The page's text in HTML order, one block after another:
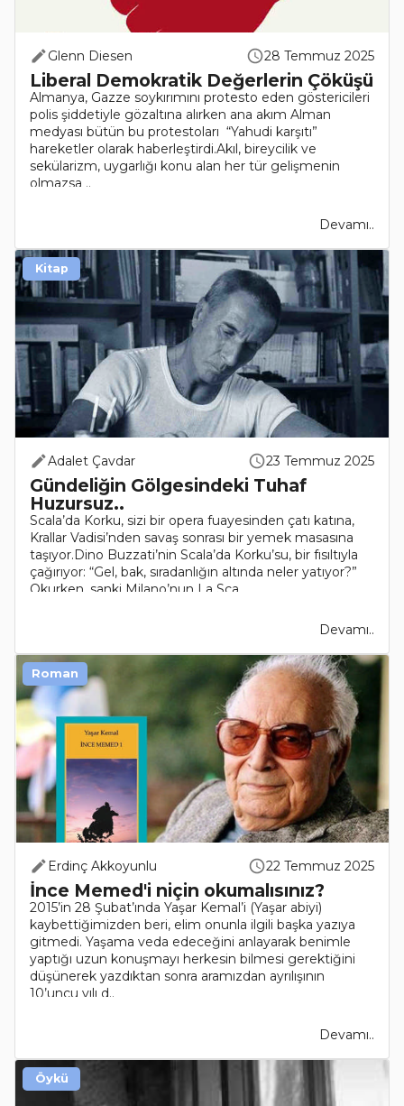
Glenn Diesen 28 Temmuz 2025
Liberal Demokratik Değerlerin Çöküşü
Almanya, Gazze soykırımını protesto eden göstericileri
polis şiddetiyle gözaltına alırken ana akım Alman
medyası bütün bu protestoları “Yahudi karşıtı”
hareketler olarak haberleştirdi.Akıl, bireycilik ve
sekülarizm, uygarlığı konu alan her tür gelişmenin
olmazsa ..
Devamı..
Adalet Çavdar 23 Temmuz 2025
Gündeliğin Gölgesindeki Tuhaf
Huzursuz..
Scala’da Korku, sizi bir opera fuayesinden çatı katına,
Krallar Vadisi’nden savaş sonrası bir yemek masasına
taşıyor.Dino Buzzati’nin Scala’da Korku’su, bir fısıltıyla
çağırıyor: “Gel, bak, sıradanlığın altında neler yatıyor?”
Okurken, sanki Milano’nun La Sca..
Devamı..
Kitap
Erdinç Akkoyunlu 22 Temmuz 2025
İnce Memed'i niçin okumalısınız?
2015’in 28 Şubat’ında Yaşar Kemal’i (Yaşar abiyi)
kaybettiğimizden beri, elim onunla ilgili başka yazıya
gitmedi. Yaşama veda edeceğini anlayarak benimle
yaptığı uzun konuşmayı herkesin bilmesi gerektiğini
düşünerek yazdıktan sonra aramızdan ayrılışının
10’uncu yılı d..
Devamı..
Roman
Öykü